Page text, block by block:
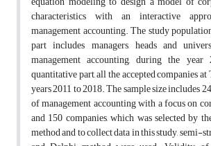
characteristics with an interactive
management accounting. The study
part includes managers, heads and
management accounting, during the
quantitative part, all the accepted companies
years 2011 to 2018. The sample size includes
of management accounting with a focus on
and 150 companies, which was selected by
method and to collect data in this study, semi-